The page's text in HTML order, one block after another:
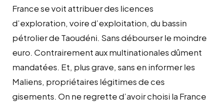
France se voit attribuer des licences
d’exploration, voire d’exploitation, du bassin
pétrolier de Taoudéni. Sans débourser le moindre
euro. Contrairement aux multinationales dûment
mandatées. Et, plus grave, sans en informer les
Maliens, propriétaires légitimes de ces
gisements. On ne regrette d’avoir choisi la France